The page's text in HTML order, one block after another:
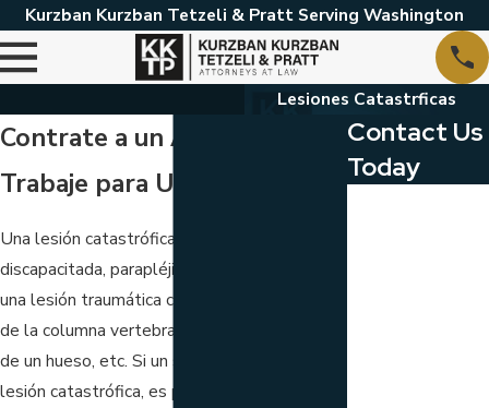
Kurzban Kurzban Tetzeli & Pratt Serving Washington
Lesiones Catastrficas
Contrate a un Abogado que
Trabaje para Usted
Una lesión catastrófica deja a una persona
discapacitada, parapléjica o cuadrapléjica, con
una lesión traumática cerebral, o una lesión
de la columna vertebral, una fractura grave
de un hueso, etc. Si un ser querido sufrió una
lesión catastrófica, es posible que usted
Contact Us
Today